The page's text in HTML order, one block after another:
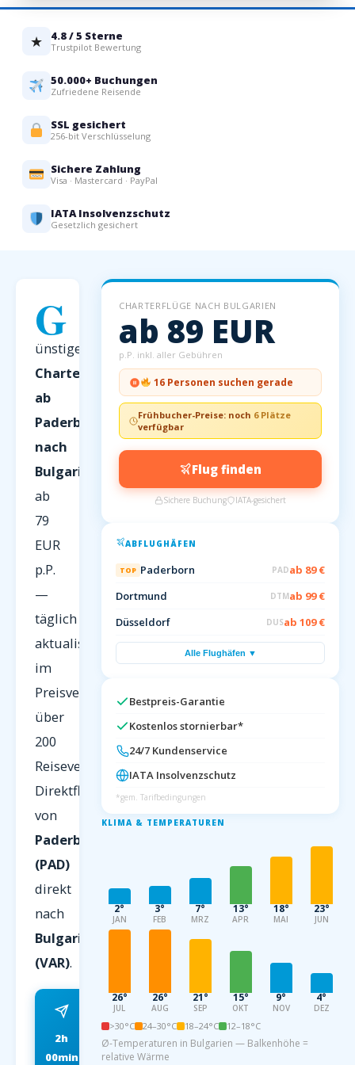
★ 4.8 / 5 Sterne
Trustpilot Bewertung
50.000+ Buchungen
Zufriedene Reisende
SSL gesichert
256-bit Verschlüsselung
Sichere Zahlung
Visa · Mastercard · PayPal
IATA Insolvenzschutz
Gesetzlich gesichert
G
ünstige
Charterflüge
ab
Paderborn
nach
Bulgarien
ab
79
EUR
p.P.
—
täglich
aktualisiert
im
Preisvergleich
über
200
Reiseveranstalter.
Direktflug
von
Paderborn
(PAD)
direkt
nach
Bulgarien
(VAR).
2h
00min
ab 79 EUR
CHARTERFLÜGE NACH BULGARIEN
ab 89 EUR
p.P. inkl. aller Gebühren
16 Personen suchen gerade
Frühbucher-Preise: noch 6 Plätze
verfügbar
Flug finden
Sichere Buchung IATA-gesichert
ABFLUGHÄFEN
TOP Paderborn PADab 89 €
Dortmund
DTMab 99 €
Düsseldorf
DUSab 109 €
Alle Flughäfen ▼
Bestpreis-Garantie
Kostenlos stornierbar*
24/7 Kundenservice
IATA Insolvenzschutz
*gem. Tarifbedingungen
KLIMA & TEMPERATUREN
2°
JAN
3°
FEB
7°
MRZ
13°
APR
18°
MAI
23°
JUN
26°
JUL
26°
AUG
21°
SEP
15°
OKT
9°
NOV
4°
DEZ
>30°C 24–30°C 18–24°C 12–18°C
Ø-Temperaturen in Bulgarien — Balkenhöhe =
relative Wärme